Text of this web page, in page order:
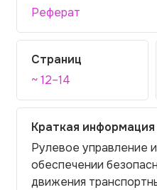
Реферат
Страниц
~ 12–14
Краткая информация
Рулевое управление
обеспечении
движения